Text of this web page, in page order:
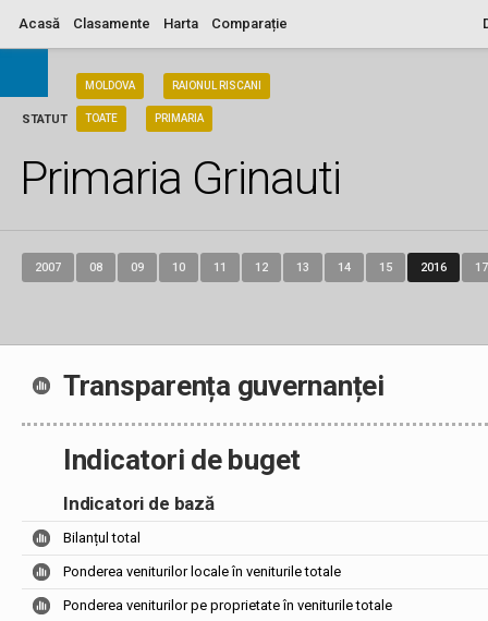
Acasă Clasamente Harta Comparație
STATUT
MOLDOVA RAIONUL RISCANI
TOATE PRIMARIA
Primaria Grinauti
2007 08 09 10 11 12 13 14 15 2016 17
Transparența guvernanței
Indicatori de buget
Indicatori de bază
Bilanțul total
Ponderea veniturilor locale în veniturile totale
Ponderea veniturilor pe proprietate în veniturile totale